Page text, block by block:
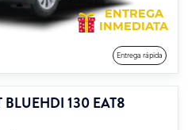
ENTREGA
INMEDIATA
Entrega rápida
BLUEHDI 130 EAT8